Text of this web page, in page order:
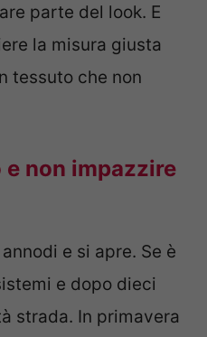
parte del look. E
la misura giusta
tessuto che non
non impazzire
e si apre. Se è
e dopo dieci
strada. In primavera